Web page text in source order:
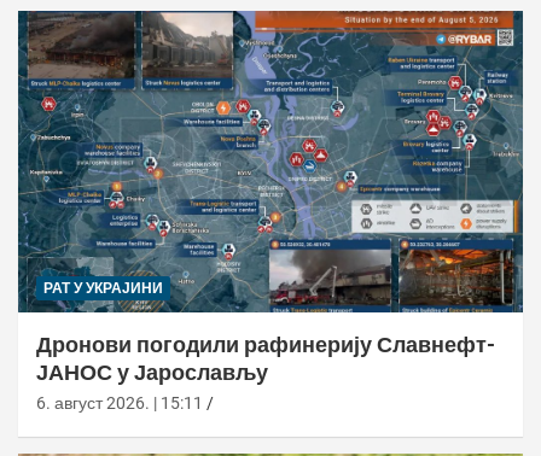
РАТ У УКРАЈИНИ
Дронови погодили рафинерију Славнефт-
ЈАНОС у Јарослављу
6. август 2026. | 15:11